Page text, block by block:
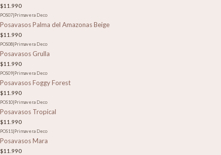
$11.990
POS07|Primavera Deco
Posavasos Palma del Amazonas Beige
$11.990
POS08|Primavera Deco
Posavasos Grulla
$11.990
POS09|Primavera Deco
Posavasos Foggy Forest
$11.990
POS10|Primavera Deco
Posavasos Tropical
$11.990
POS11|Primavera Deco
Posavasos Mara
$11.990